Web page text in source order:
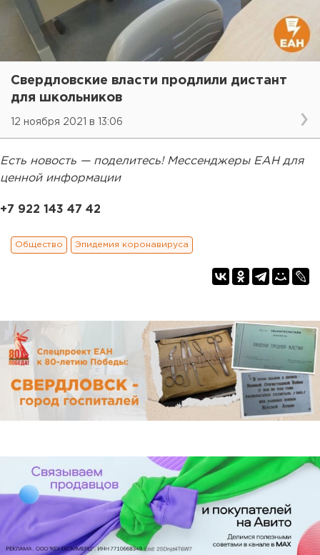
Свердловские власти продлили дистант
для школьников
12 ноября 2021 в 13:06
Есть новость — поделитесь! Мессенджеры ЕАН для
ценной информации
+7 922 143 47 42
Общество Эпидемия коронавируса